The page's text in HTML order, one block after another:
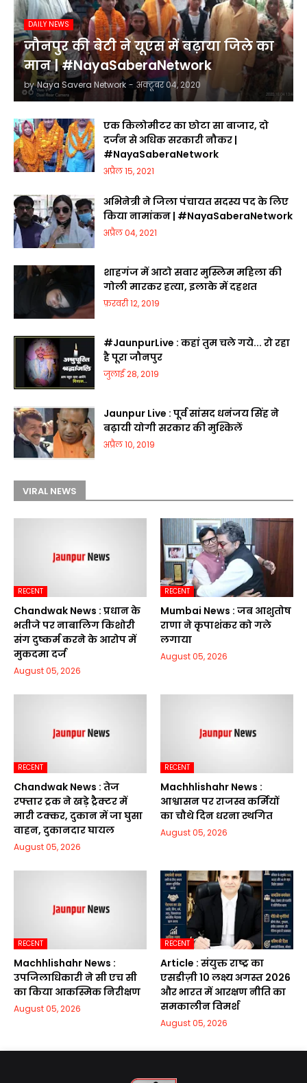
DAILY NEWS
जौनपुर की बेटी ने यूएस में बढ़ाया जिले का
मान | #NayaSaberaNetwork
by Naya Savera Network - अक्टूबर 04, 2020
एक किलोमीटर का छोटा सा बाजार, दो
दर्जन से अधिक सरकारी नौकर |
#NayaSaberaNetwork
अप्रैल 15, 2021
अभिनेत्री ने जिला पंचायत सदस्य पद के लिए
किया नामांकन | #NayaSaberaNetwork
अप्रैल 04, 2021
शाहगंज में आटो सवार मुस्लिम महिला की
गोली मारकर हत्या, इलाके में दहशत
फ़रवरी 12, 2019
#JaunpurLive : कहां तुम चले गये... रो रहा
है पूरा जौनपुर
जुलाई 28, 2019
Jaunpur Live : पूर्व सांसद धनंजय सिंह ने
बढ़ायी योगी सरकार की मुश्किलें
अप्रैल 10, 2019
VIRAL NEWS
RECENT
Chandwak News : प्रधान के
भतीजे पर नाबालिग किशोरी
संग दुष्कर्म करने के आरोप में
मुकदमा दर्ज
August 05, 2026
RECENT
Mumbai News : जब आशुतोष
राणा ने कृपाशंकर को गले
लगाया
August 05, 2026
RECENT
Chandwak News : तेज
रफ्तार ट्रक ने खड़े ट्रैक्टर में
मारी टक्कर, दुकान में जा घुसा
वाहन, दुकानदार घायल
August 05, 2026
RECENT
Machhlishahr News :
आश्वासन पर राजस्व कर्मियों
का चौथे दिन धरना स्थगित
August 05, 2026
RECENT
Machhlishahr News :
उपजिलाधिकारी ने सी एच सी
का किया आकस्मिक निरीक्षण
August 05, 2026
RECENT
Article : संयुक्त राष्ट्र का
एसडीज़ी 10 लक्ष्य अगस्त 2026
और भारत में आरक्षण नीति का
समकालीन विमर्श
August 05, 2026